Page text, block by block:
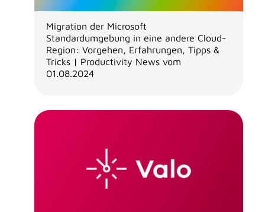
Migration der Microsoft
Standardumgebung in eine andere Cloud-
Region: Vorgehen, Erfahrungen, Tipps &
Tricks | Productivity News vom
01.08.2024